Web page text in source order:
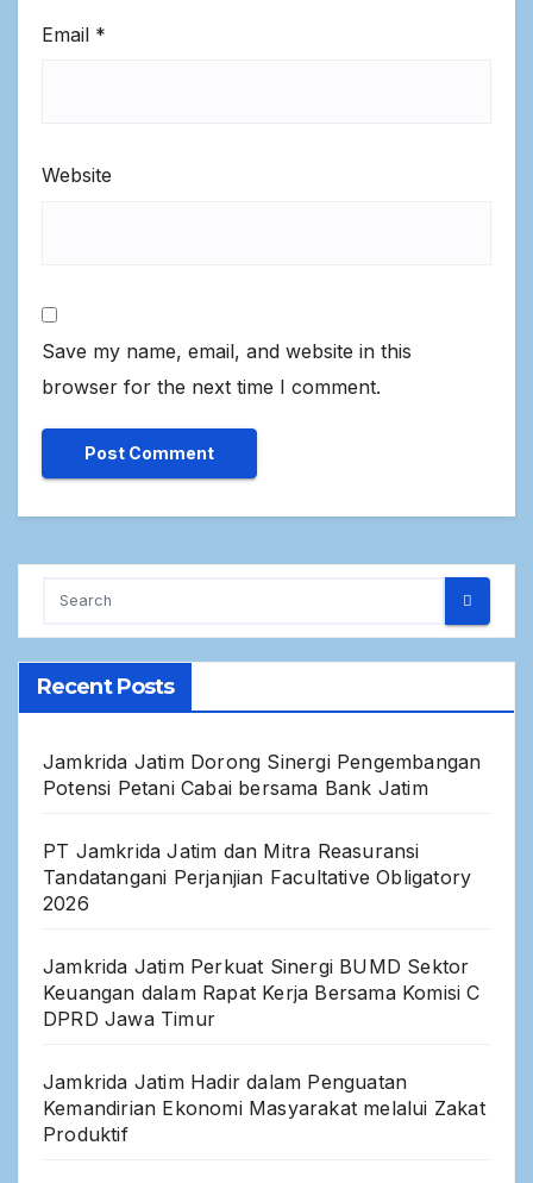
Email *
Website
Save my name, email, and website in this
browser for the next time I comment.
Recent Posts
Jamkrida Jatim Dorong Sinergi Pengembangan
Potensi Petani Cabai bersama Bank Jatim
PT Jamkrida Jatim dan Mitra Reasuransi
Tandatangani Perjanjian Facultative Obligatory
2026
Jamkrida Jatim Perkuat Sinergi BUMD Sektor
Keuangan dalam Rapat Kerja Bersama Komisi C
DPRD Jawa Timur
Jamkrida Jatim Hadir dalam Penguatan
Kemandirian Ekonomi Masyarakat melalui Zakat
Produktif